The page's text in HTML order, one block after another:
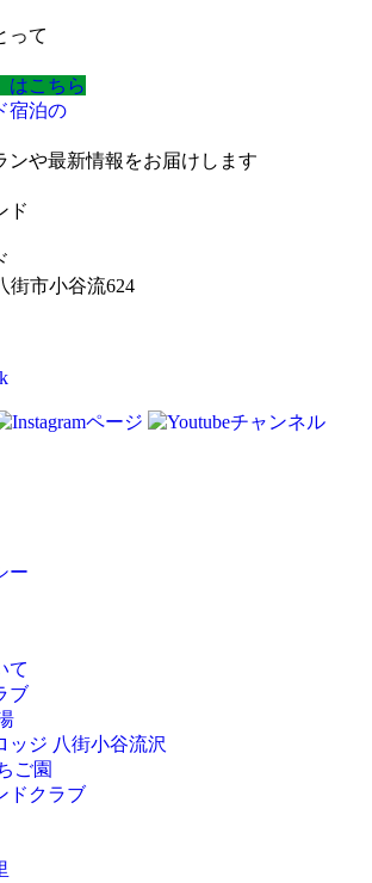
って
はこちら
宿泊の
ンや最新情報をお届けします
街市小谷流624
ー
て